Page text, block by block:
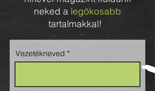
neked a legökosabb
tartalmakkal!
Vezetékneved